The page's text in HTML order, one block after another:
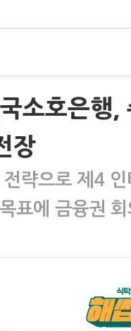
소호은행
장
략으로 제4 인
표에 금융권